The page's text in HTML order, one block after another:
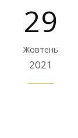
29
Жовтень
2021